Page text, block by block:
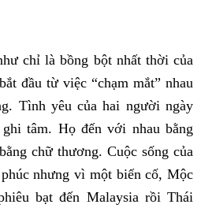
chỉ là bồng bột nhất thời của
đầu từ việc “chạm mắt” nhau
Tình yêu của hai người ngày
tâm. Họ đến với nhau bằng
chữ thương. Cuộc sống của
nhưng vì một biến cố, Mộc
bạt đến Malaysia rồi Thái